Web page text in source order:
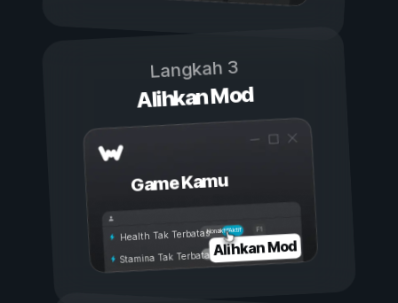
Langkah 3
Alihkan Mod
Game Kamu
Aktif
Nonaktif
Health Tak Terbatas
Stamina Tak TerbatasAlihkan Mod